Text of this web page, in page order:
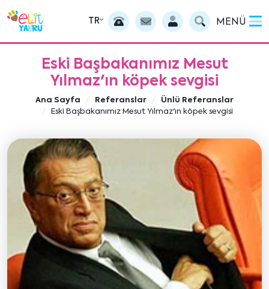
TR MENÜ
Eski Başbakanımız Mesut
Yılmaz'ın köpek sevgisi
Ana Sayfa Referanslar
Ünlü Referanslar
Eski Başbakanımız Mesut Yılmaz'ın köpek sevgisi